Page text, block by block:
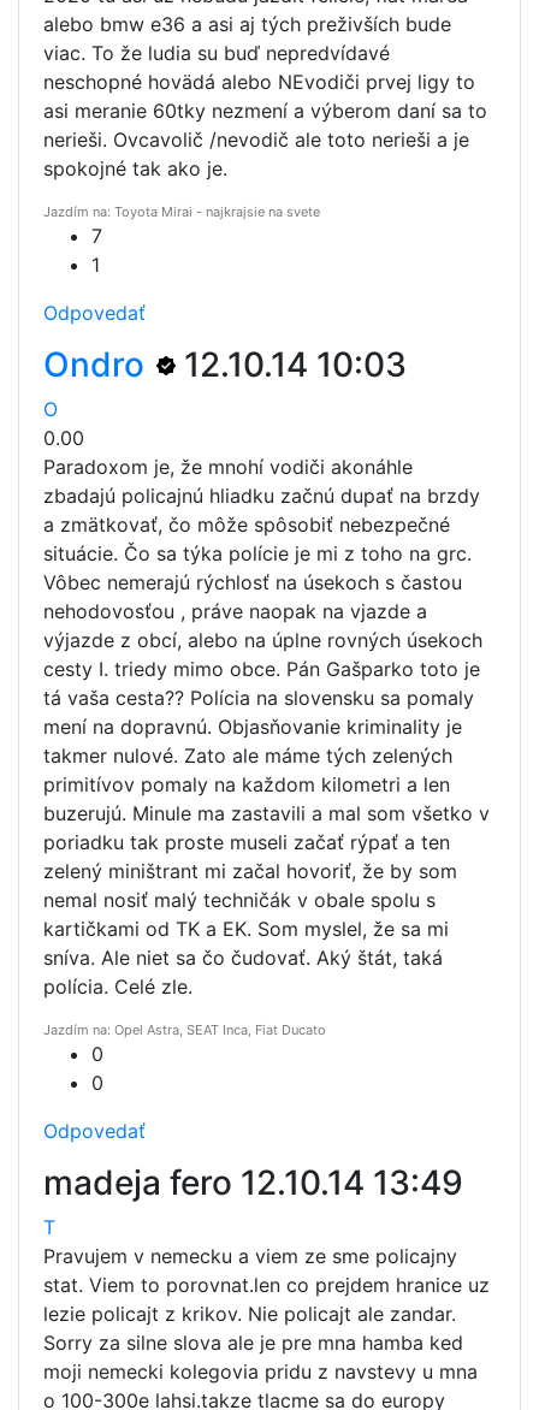
alebo bmw e36 a asi aj tých preživších bude
viac. To že ludia su buď nepredvídavé
neschopné hovädá alebo NEvodiči prvej ligy to
asi meranie 60tky nezmení a výberom daní sa to
nerieši. Ovcavolič /nevodič ale toto nerieši a je
spokojné tak ako je.
Jazdím na: Toyota Mirai - najkrajsie na svete
7
1
Odpovedať
Ondro 12.10.14 10:03
O
0.00
Paradoxom je, že mnohí vodiči akonáhle
zbadajú policajnú hliadku začnú dupať na brzdy
a zmätkovať, čo môže spôsobiť nebezpečné
situácie. Čo sa týka polície je mi z toho na grc.
Vôbec nemerajú rýchlosť na úsekoch s častou
nehodovosťou , práve naopak na vjazde a
výjazde z obcí, alebo na úplne rovných úsekoch
cesty I. triedy mimo obce. Pán Gašparko toto je
tá vaša cesta?? Polícia na slovensku sa pomaly
mení na dopravnú. Objasňovanie kriminality je
takmer nulové. Zato ale máme tých zelených
primitívov pomaly na každom kilometri a len
buzerujú. Minule ma zastavili a mal som všetko v
poriadku tak proste museli začať rýpať a ten
zelený miništrant mi začal hovoriť, že by som
nemal nosiť malý techničák v obale spolu s
kartičkami od TK a EK. Som myslel, že sa mi
sníva. Ale niet sa čo čudovať. Aký štát, taká
polícia. Celé zle.
Jazdím na: Opel Astra, SEAT Inca, Fiat Ducato
0
0
Odpovedať
madeja fero 12.10.14 13:49
T
Pravujem v nemecku a viem ze sme policajny
stat. Viem to porovnat.len co prejdem hranice uz
lezie policajt z krikov. Nie policajt ale zandar.
Sorry za silne slova ale je pre mna hamba ked
moji nemecki kolegovia pridu z navstevy u mna
o 100-300e lahsi.takze tlacme sa do europy